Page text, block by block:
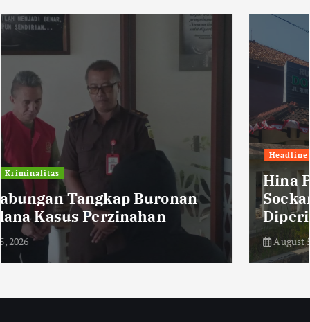
Headline Humaniora
Hina Pasien BPJS, Pegawai RSUD Dr
Soekardjo Kota Tasikmalaya
Diperiksa
August 5, 2026